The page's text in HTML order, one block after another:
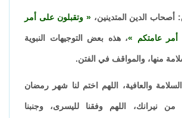
أصحاب الدين المتدينين، وتقبلون على أمر
عامتكم ، هذه بعض التوجيهات النبوية
منها، والمواقف في الفتن.
والعافية، اللهم اختم لنا شهر رمضان
من نيرانك، اللهم وفقنا لليسرى، وجنبنا